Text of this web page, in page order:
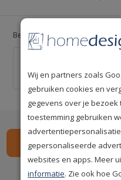
Bereik een mooier resultaat
€ 19,00
Spaar194
Wij en partners zoals
gebruiken cookies en
gegevens over je
toestemming gebruiken
gepersonaliseerde
websites en apps. Meer
informatie. Zie ook hoe